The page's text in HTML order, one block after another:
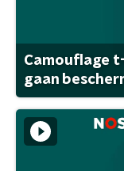
Camouflage
gaan